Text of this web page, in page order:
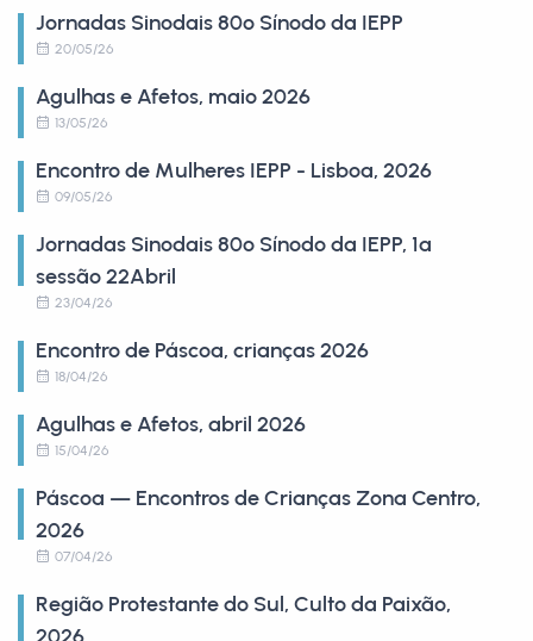
Jornadas Sinodais 80º Sínodo da IEPP
20/05/26
Agulhas e Afetos, maio 2026
13/05/26
Encontro de Mulheres IEPP - Lisboa, 2026
09/05/26
Jornadas Sinodais 80º Sínodo da IEPP, 1ª
sessão 22Abril
23/04/26
Encontro de Páscoa, crianças 2026
18/04/26
Agulhas e Afetos, abril 2026
15/04/26
Páscoa — Encontros de Crianças Zona Centro,
2026
07/04/26
Região Protestante do Sul, Culto da Paixão,